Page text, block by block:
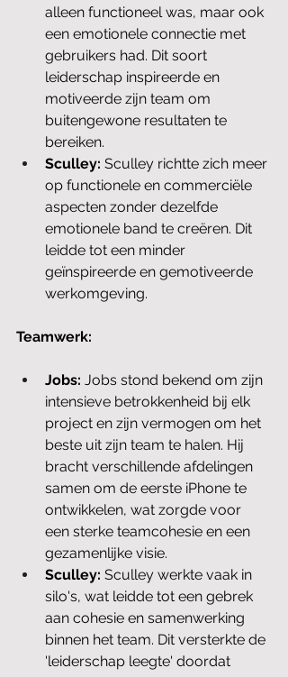
alleen functioneel was, maar ook
een emotionele connectie met
gebruikers had. Dit soort
leiderschap inspireerde en
motiveerde zijn team om
buitengewone resultaten te
bereiken.
Sculley: Sculley richtte zich meer
op functionele en commerciële
aspecten zonder dezelfde
emotionele band te creëren. Dit
leidde tot een minder
geïnspireerde en gemotiveerde
werkomgeving.
Teamwerk:
Jobs: Jobs stond bekend om zijn
intensieve betrokkenheid bij elk
project en zijn vermogen om het
beste uit zijn team te halen. Hij
bracht verschillende afdelingen
samen om de eerste iPhone te
ontwikkelen, wat zorgde voor
een sterke teamcohesie en een
gezamenlijke visie.
Sculley: Sculley werkte vaak in
silo's, wat leidde tot een gebrek
aan cohesie en samenwerking
binnen het team. Dit versterkte de
'leiderschap leegte' doordat